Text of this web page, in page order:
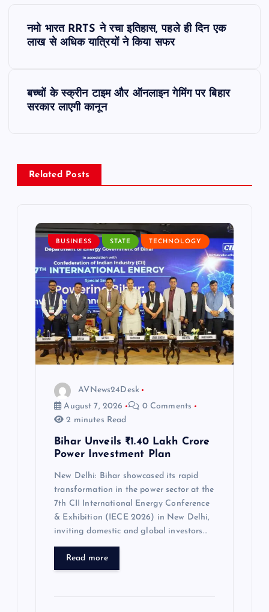
a
v
नमो भारत RRTS ने रचा इतिहास, पहले ही दिन एक
लाख से अधिक यात्रियों ने किया सफर
बच्चों के स्क्रीन टाइम और ऑनलाइन गेमिंग पर बिहार
सरकार लाएगी कानून
Related Posts
BUSINESS STATE TECHNOLOGY
AVNews24Desk
August 7, 2026
0 Comments
2 minutes Read
Bihar Unveils ₹1.40 Lakh Crore
Power Investment Plan
New Delhi: Bihar showcased its rapid
transformation in the power sector at the
7th CII International Energy Conference
& Exhibition (IECE 2026) in New Delhi,
inviting domestic and global investors…
Read more